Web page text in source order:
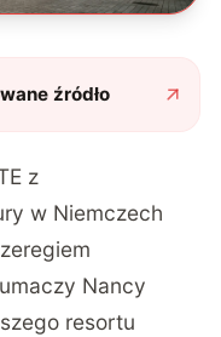
źródło
z
w Niemczech
Nancy
resortu